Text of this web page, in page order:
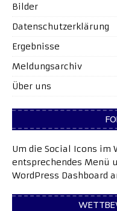
Bilder
Datenschutzerklärung
Ergebnisse
Meldungsarchiv
Über uns
Um die Social Icons im
entsprechendes Menü
WordPress Dashboard